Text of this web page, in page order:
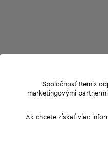
Spoločnosť Remix
marketingovými
Ak chcete získať viac